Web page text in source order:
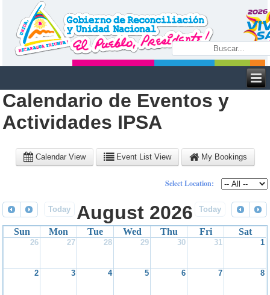
Calendario de Eventos y
Actividades IPSA
Calendar View Event List View My Bookings
Select Location:
Today August 2026 Today
Sun Mon Tue Wed Thu Fri Sat
26 27 28 29 30 31 1
2 3 4 5 6 7 8